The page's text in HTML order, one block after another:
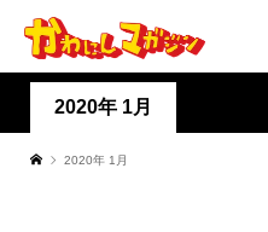
2020年 1月
2020年 1月